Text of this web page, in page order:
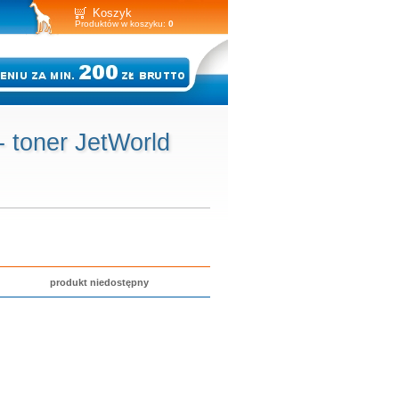
Koszyk
Produktów w koszyku: 0
toner JetWorld
produkt niedostępny